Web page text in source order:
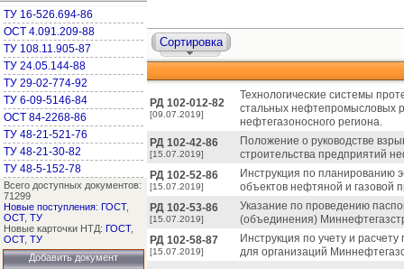
ТУ 16-526.694-86
ОСТ 4.091.209-88
ТУ 108.11.905-87
ТУ 24.05.144-88
ТУ 29-02-774-92
ТУ 6-09-5146-84
ОСТ 84-2268-86
ТУ 48-21-521-76
ТУ 48-21-30-82
ТУ 48-5-152-78
Всего доступных документов:
71299
Новые поступления: ГОСТ,
ОСТ, ТУ
Новые карточки НТД: ГОСТ,
ОСТ, ТУ
Добавить документ
Сортировка
РД 102-012-82
[09.07.2019]
Технологические системы
стальных нефтепромысловых
нефтегазоносного региона.
РД 102-42-86
[15.07.2019]
Положение о руководстве
строительства предприятий
РД 102-52-86
[15.07.2019]
Инструкция по планированию
объектов нефтяной и газовой
РД 102-53-86
[15.07.2019]
Указание по проведению
(объединения)
РД 102-58-87
[15.07.2019]
Инструкция по учету и
для организаций